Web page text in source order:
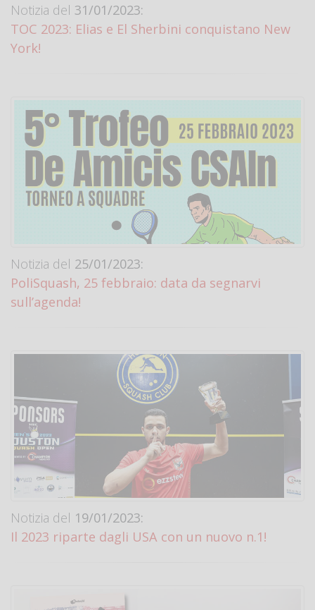
Notizia del 31/01/2023:
TOC 2023: Elias e El Sherbini conquistano New
York!
Notizia del 25/01/2023:
PoliSquash, 25 febbraio: data da segnarvi
sull’agenda!
Notizia del 19/01/2023:
Il 2023 riparte dagli USA con un nuovo n.1!